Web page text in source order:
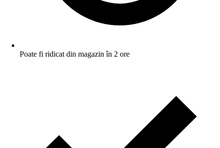
Poate fi ridicat din magazin în 2 ore